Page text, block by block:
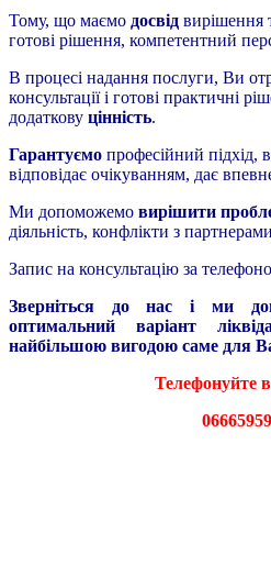
Тому, що маємо досвід вирішення
готові рішення, компетентний
В процесі надання послуги, Ви
консультації і готові практичні
додаткову цінність.
Гарантуємо професійний підхід,
відповідає очікуванням, дає
Ми допоможемо вирішити
діяльність, конфлікти з
Запис на консультацію за
Зверніться до нас і ми
оптимальний варіант
найбільшою вигодою саме для
Телефонуйте